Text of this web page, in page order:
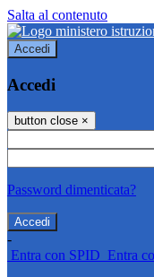
Salta al contenuto
Accedi
Accedi
button close ×
Password dimenticata?
-
Entra con SPID Entra